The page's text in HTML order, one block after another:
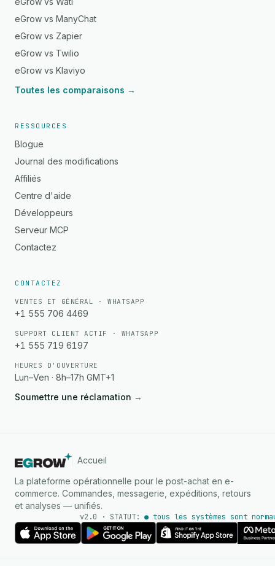
eGrow vs ManyChat
eGrow vs Zapier
eGrow vs Twilio
eGrow vs Klaviyo
Toutes les comparaisons →
RESSOURCES
Blogue
Journal des modifications
Affiliés
Centre d'aide
Développeurs
Serveur MCP
Contactez
CONTACTEZ
VENTES ET GÉNÉRAL · WHATSAPP
+1 555 706 4469
SUPPORT CLIENT ACTIF · WHATSAPP
+1 555 719 6197
HEURES D'OUVERTURE
Lun–Ven · 8h–17h GMT+1
Soumettre une réclamation →
Accueil
La plateforme opérationnelle pour le post-achat en e-
commerce. Commandes, messagerie, expéditions, retours
et analyses — unifiés.
v2.0 · STATUT: ● tous les systèmes sont